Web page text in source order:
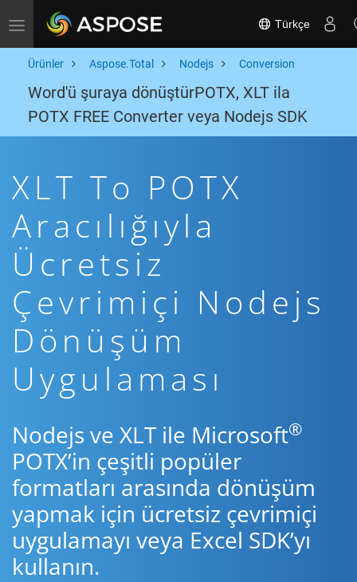
Toggle navigation Türkçe
Ürünler Aspose.Total Nodejs Conversion
Word'ü şuraya dönüştürPOTX, XLT ila
POTX FREE Converter veya Nodejs SDK
XLT To POTX
Aracılığıyla
Ücretsiz
Çevrimiçi Nodejs
Dönüşüm
Uygulaması
Nodejs ve XLT ile Microsoft®
POTX’in çeşitli popüler
formatları arasında dönüşüm
yapmak için ücretsiz çevrimiçi
uygulamayı veya Excel SDK’yı
kullanın.